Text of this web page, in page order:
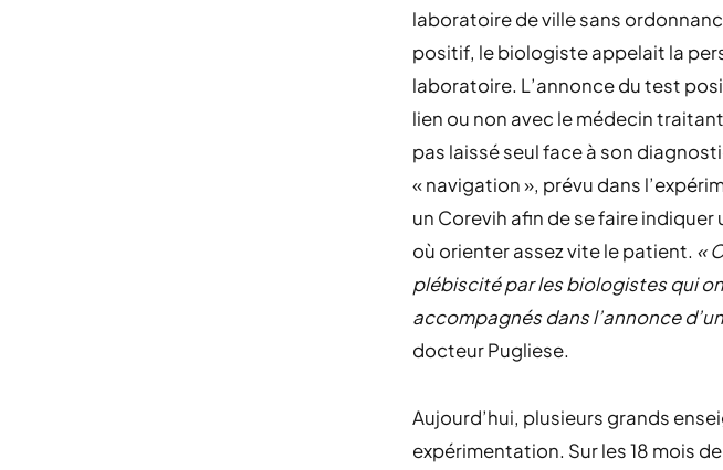
laboratoire de ville sans
positif, le biologiste appelait la
laboratoire. L’annonce du test
lien ou non avec le médecin
pas laissé seul face à son
« navigation », prévu dans
un Corevih afin de se faire
où orienter assez vite le patient. «
plébiscité par les biologistes qui
accompagnés dans l’annonce
docteur Pugliese.
Aujourd’hui, plusieurs grands
expérimentation. Sur les 18 mois